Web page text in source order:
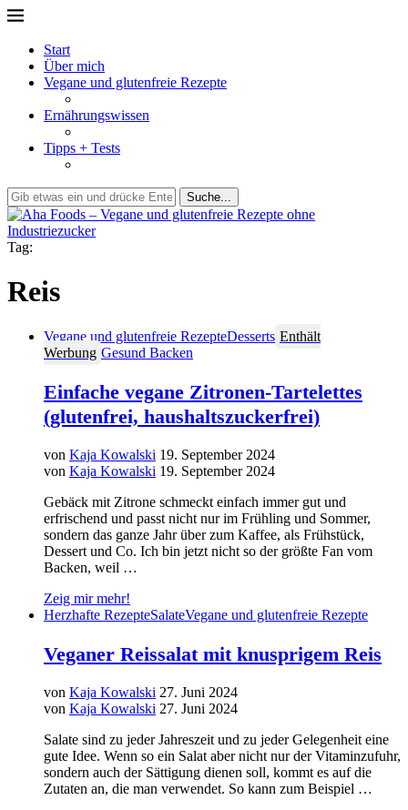
Start
Über mich
Vegane und glutenfreie Rezepte
Ernährungswissen
Tipps + Tests
Suche...
Tag:
Reis
Vegane und glutenfreie RezepteDesserts Enthält
Werbung Gesund Backen
Einfache vegane Zitronen-Tartelettes
(glutenfrei, haushaltszuckerfrei)
von Kaja Kowalski 19. September 2024
von Kaja Kowalski 19. September 2024
Gebäck mit Zitrone schmeckt einfach immer gut und
erfrischend und passt nicht nur im Frühling und Sommer,
sondern das ganze Jahr über zum Kaffee, als Frühstück,
Dessert und Co. Ich bin jetzt nicht so der größte Fan vom
Backen, weil …
Zeig mir mehr!
Herzhafte RezepteSalateVegane und glutenfreie Rezepte
Veganer Reissalat mit knusprigem Reis
von Kaja Kowalski 27. Juni 2024
von Kaja Kowalski 27. Juni 2024
Salate sind zu jeder Jahreszeit und zu jeder Gelegenheit eine
gute Idee. Wenn so ein Salat aber nicht nur der Vitaminzufuhr,
sondern auch der Sättigung dienen soll, kommt es auf die
Zutaten an, die man verwendet. So kann zum Beispiel …